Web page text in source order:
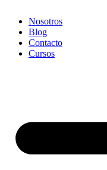
Nosotros
Blog
Contacto
Cursos